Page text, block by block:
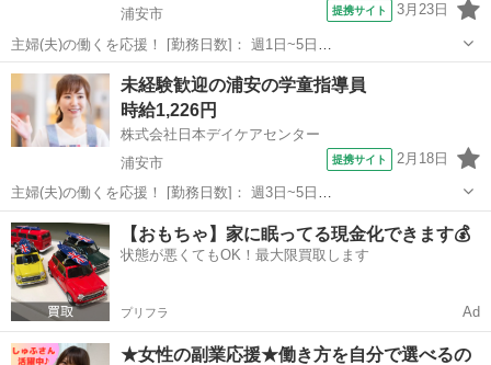
浦安市
提携サイト 3月23日
主婦(夫)の働くを応援！ [勤務日数]： 週1日~5日
14:00~16:00/15:00~18:00/14:00~18:00 月/火/水/木/金/土/日 などから選
べます [勤務地・最寄駅]： 千葉県浦安市 株式会社ベ...
千葉 浦安市 その他
未経験歓迎の浦安の学童指導員
時給1,226円
株式会社日本デイケアセンター
浦安市
提携サイト 2月18日
主婦(夫)の働くを応援！ [勤務日数]： 週3日~5日
13:00~18:30/08:00~18:00 月/火/水/木/金/土 などから選べます [勤務
地・最寄駅]： 千葉県浦安市明海5-5-1 明海南小学校地区放課後う...
千葉 浦安市 その他
【おもちゃ】家に眠ってる現金化できます💰
状態が悪くてもOK！最大限買取します
プリフラ Ad
★女性の副業応援★働き方を自分で選べるの